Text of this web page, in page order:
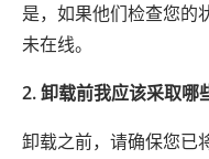
是，如果他们检查您的
未在线。
2. 卸载前我应该采取哪
卸载之前，请确保您已